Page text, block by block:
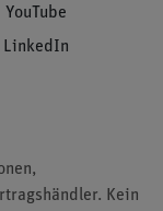
YouTube
LinkedIn
Kein